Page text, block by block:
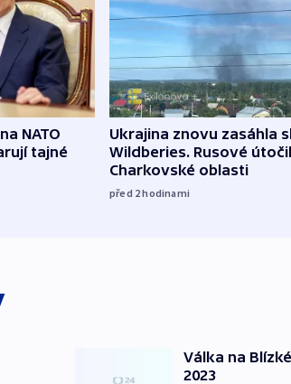
NATO
tajné
Ukrajina znovu zasáhla
Wildberies. Rusové
Charkovské oblasti
před 2hodinami
Válka na
2023